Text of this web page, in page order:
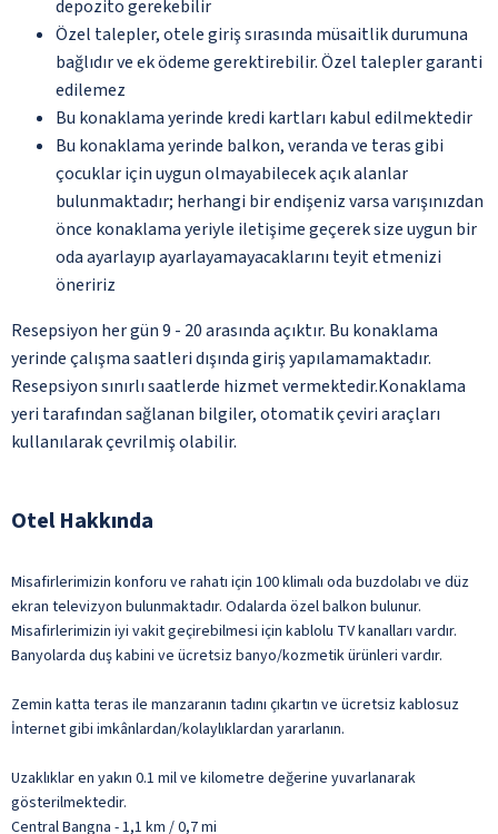
depozito gerekebilir
Özel talepler, otele giriş sırasında müsaitlik durumuna
bağlıdır ve ek ödeme gerektirebilir. Özel talepler garanti
edilemez
Bu konaklama yerinde kredi kartları kabul edilmektedir
Bu konaklama yerinde balkon, veranda ve teras gibi
çocuklar için uygun olmayabilecek açık alanlar
bulunmaktadır; herhangi bir endişeniz varsa varışınızdan
önce konaklama yeriyle iletişime geçerek size uygun bir
oda ayarlayıp ayarlayamayacaklarını teyit etmenizi
öneririz
Resepsiyon her gün 9 - 20 arasında açıktır. Bu konaklama
yerinde çalışma saatleri dışında giriş yapılamamaktadır.
Resepsiyon sınırlı saatlerde hizmet vermektedir.Konaklama
yeri tarafından sağlanan bilgiler, otomatik çeviri araçları
kullanılarak çevrilmiş olabilir.
Otel Hakkında
Misafirlerimizin konforu ve rahatı için 100 klimalı oda buzdolabı ve düz
ekran televizyon bulunmaktadır. Odalarda özel balkon bulunur.
Misafirlerimizin iyi vakit geçirebilmesi için kablolu TV kanalları vardır.
Banyolarda duş kabini ve ücretsiz banyo/kozmetik ürünleri vardır.
Zemin katta teras ile manzaranın tadını çıkartın ve ücretsiz kablosuz
İnternet gibi imkânlardan/kolaylıklardan yararlanın.
Uzaklıklar en yakın 0.1 mil ve kilometre değerine yuvarlanarak
gösterilmektedir.
Central Bangna - 1,1 km / 0,7 mi